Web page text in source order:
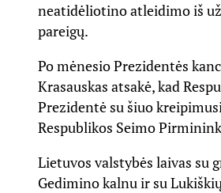
neatidėliotino atleidimo iš
pareigų.
Po mėnesio Prezidentės
Krasauskas atsakė, kad
Prezidentė su šiuo
Respublikos Seimo
Lietuvos valstybės laivas su
Gedimino kalnu ir su